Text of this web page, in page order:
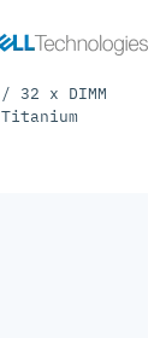
x DIMM
Titanium